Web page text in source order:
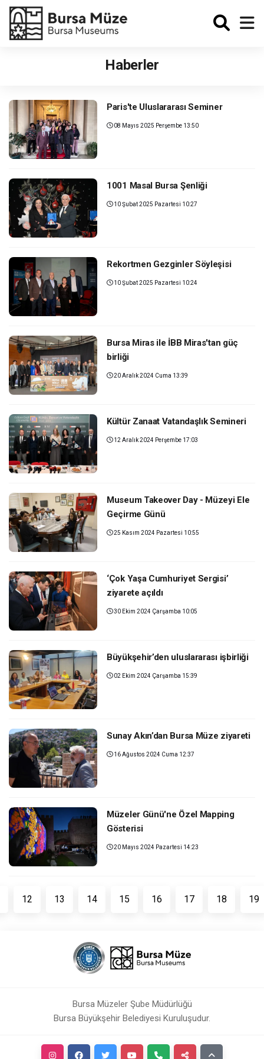
Enabled
Haberler
Paris'te Uluslararası Seminer
08 Mayıs 2025 Perşembe 13:50
1001 Masal Bursa Şenliği
10 Şubat 2025 Pazartesi 10:27
Rekortmen Gezginler Söyleşisi
10 Şubat 2025 Pazartesi 10:24
Bursa Miras ile İBB Miras'tan güç
birliği
20 Aralık 2024 Cuma 13:39
Kültür Zanaat Vatandaşlık Semineri
12 Aralık 2024 Perşembe 17:03
Museum Takeover Day - Müzeyi Ele
Geçirme Günü
25 Kasım 2024 Pazartesi 10:55
‘Çok Yaşa Cumhuriyet Sergisi’
ziyarete açıldı
30 Ekim 2024 Çarşamba 10:05
Büyükşehir’den uluslararası işbirliği
02 Ekim 2024 Çarşamba 15:39
Sunay Akın’dan Bursa Müze ziyareti
16 Ağustos 2024 Cuma 12:37
Müzeler Günü'ne Özel Mapping
Gösterisi
20 Mayıs 2024 Pazartesi 14:23
12 13 14 15 16 17 18 19
Bursa Müzeler Şube Müdürlüğü
Bursa Büyükşehir Belediyesi Kuruluşudur.